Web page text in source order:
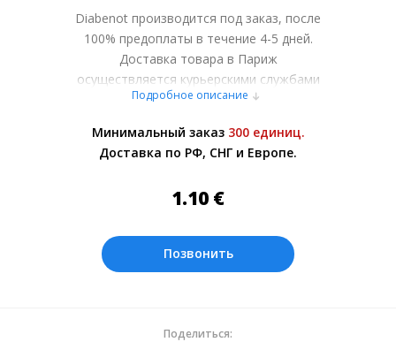
Diabenot производится под заказ, после
100% предоплаты в течение 4-5 дней.
Доставка товара в Париж
осуществляется курьерскими службами
или самовывозом со склада в Москве.
менеджером.
Оплата производится в рублях. Цены на
09.08.2026. Текущий курс 10 руб.=
Подробное описание
Минимальный заказ 300 единиц.
Доставка по РФ, СНГ и Европе.
1.10 €
Позвонить
Поделиться: